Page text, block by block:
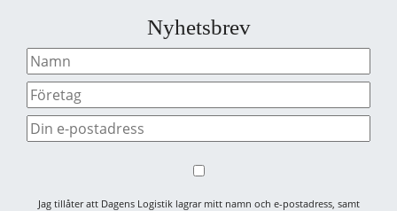
Nyhetsbrev
Jag tillåter att Dagens Logistik lagrar mitt namn och e-postadress, samt